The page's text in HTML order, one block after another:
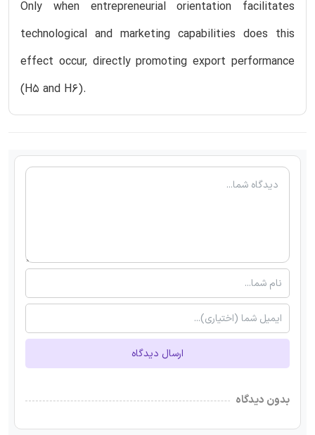
Only when entrepreneurial orientation facilitates
technological and marketing capabilities does this
effect occur, directly promoting export performance
(H5 and H6).
ارسال دیدگاه
بدون دیدگاه